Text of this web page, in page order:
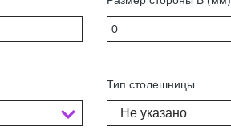
Тип столешницы
Не указано